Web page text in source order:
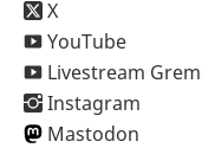
X
YouTube
Livestream
Instagram
Mastodon